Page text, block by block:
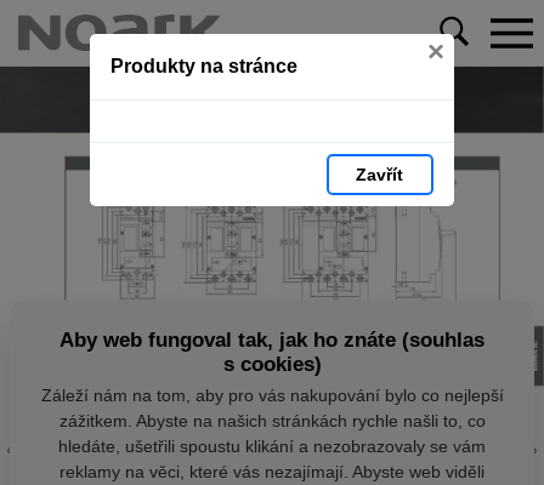
Produkty na stránce ×
Zavřít
Aby web fungoval tak, jak ho znáte (souhlas
s cookies)
Záleží nám na tom, aby pro vás nakupování bylo co nejlepší
zážitkem. Abyste na našich stránkách rychle našli to, co
hledáte, ušetřili spoustu klikání a nezobrazovaly se vám
reklamy na věci, které vás nezajímají. Abyste web viděli